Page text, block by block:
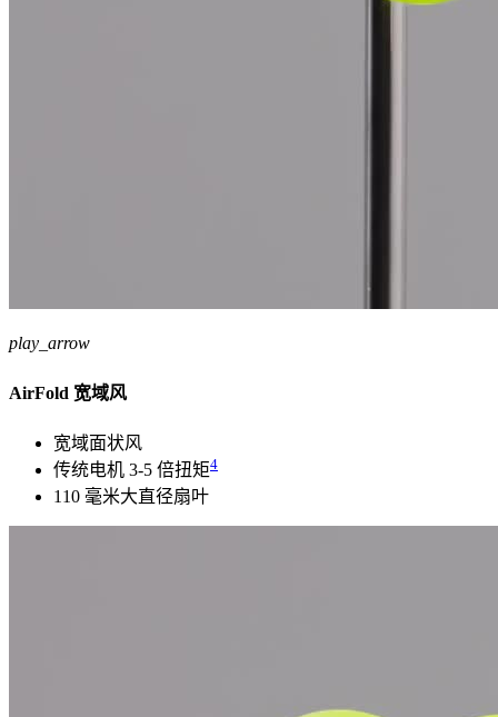
play_arrow
AirFold 宽域风
宽域面状风
传统电机 3-5 倍扭矩4
110 毫米大直径扇叶